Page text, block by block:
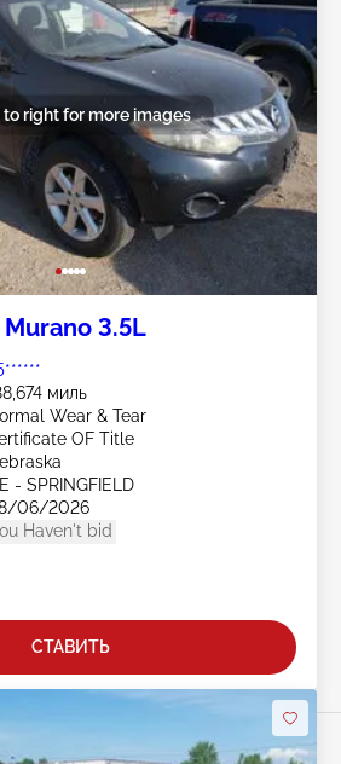
right for more images
3.5L
миль
Wear & Tear
OF Title
- SPRINGFIELD
06/2026
Haven't bid
СТАВИТЬ